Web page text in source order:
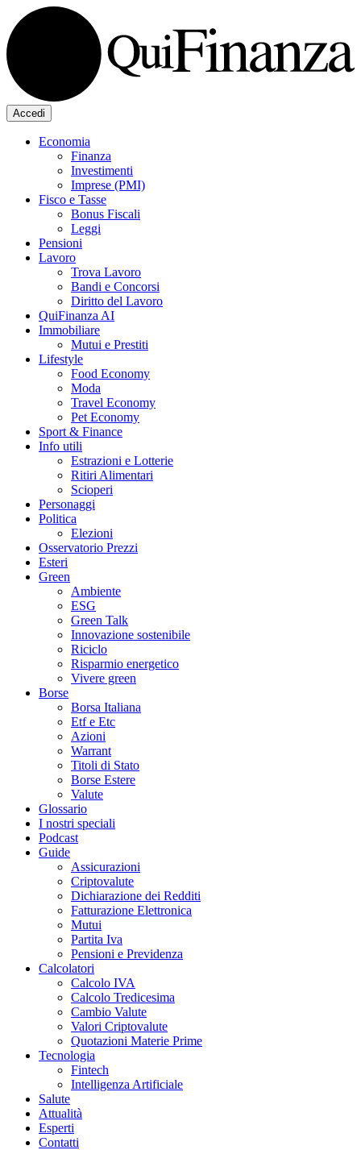
Accedi
Economia
Finanza
Investimenti
Imprese (PMI)
Fisco e Tasse
Bonus Fiscali
Leggi
Pensioni
Lavoro
Trova Lavoro
Bandi e Concorsi
Diritto del Lavoro
QuiFinanza AI
Immobiliare
Mutui e Prestiti
Lifestyle
Food Economy
Moda
Travel Economy
Pet Economy
Sport & Finance
Info utili
Estrazioni e Lotterie
Ritiri Alimentari
Scioperi
Personaggi
Politica
Elezioni
Osservatorio Prezzi
Esteri
Green
Ambiente
ESG
Green Talk
Innovazione sostenibile
Riciclo
Risparmio energetico
Vivere green
Borse
Borsa Italiana
Etf e Etc
Azioni
Warrant
Titoli di Stato
Borse Estere
Valute
Glossario
I nostri speciali
Podcast
Guide
Assicurazioni
Criptovalute
Dichiarazione dei Redditi
Fatturazione Elettronica
Mutui
Partita Iva
Pensioni e Previdenza
Calcolatori
Calcolo IVA
Calcolo Tredicesima
Cambio Valute
Valori Criptovalute
Quotazioni Materie Prime
Tecnologia
Fintech
Intelligenza Artificiale
Salute
Attualità
Esperti
Contatti